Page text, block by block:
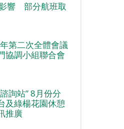
影響 部分航班取
第二次全體會議
協調小組聯合會
詢站” 8月份分
及綠楊花園休憩
推廣